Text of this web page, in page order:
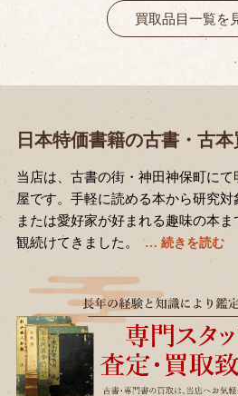
買取品目一覧を
日本特価書籍の古書・古
当店は、古書の街・神田神保町に
屋です。手軽に読める本から研究対
または愛好家が好まれる趣味の本
観続けてきました。